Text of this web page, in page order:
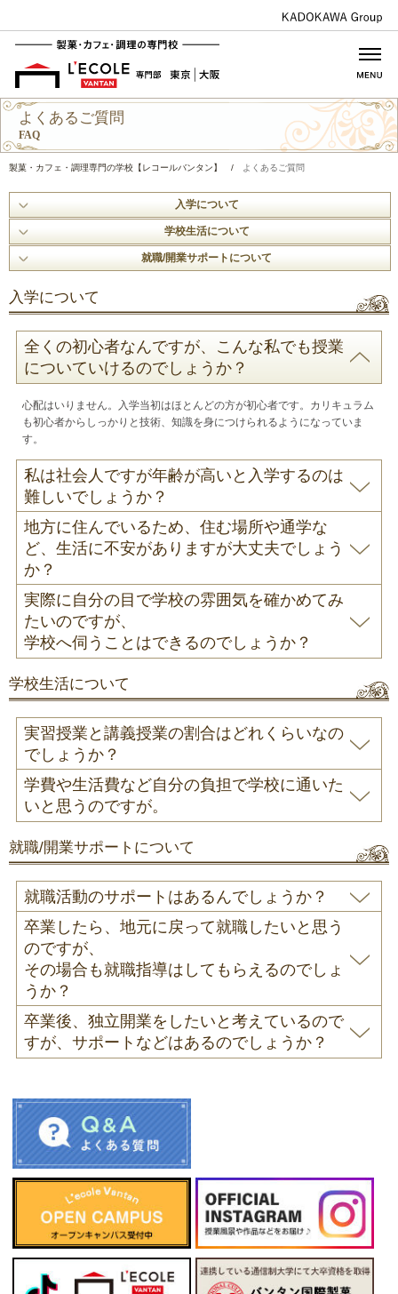
よくあるご質問
FAQ
製菓・カフェ・調理専門の学校【レコールバンタン】 / よくあるご質問
入学について
学校生活について
就職/開業サポートについて
入学について
全くの初心者なんですが、こんな私でも授業
についていけるのでしょうか？
心配はいりません。入学当初はほとんどの方が初心者です。カリキュラム
も初心者からしっかりと技術、知識を身につけられるようになっていま
す。
私は社会人ですが年齢が高いと入学するのは
難しいでしょうか？
地方に住んでいるため、住む場所や通学な
ど、生活に不安がありますが大丈夫でしょう
か？
実際に自分の目で学校の雰囲気を確かめてみ
たいのですが、
学校へ伺うことはできるのでしょうか？
学校生活について
実習授業と講義授業の割合はどれくらいなの
でしょうか？
学費や生活費など自分の負担で学校に通いた
いと思うのですが。
就職/開業サポートについて
就職活動のサポートはあるんでしょうか？
卒業したら、地元に戻って就職したいと思う
のですが、
その場合も就職指導はしてもらえるのでしょ
うか？
卒業後、独立開業をしたいと考えているので
すが、サポートなどはあるのでしょうか？